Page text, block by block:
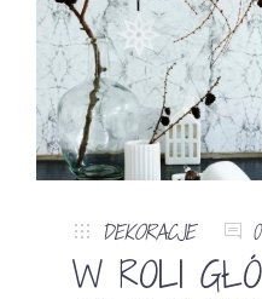
DEKORACJE 0
W ROLI